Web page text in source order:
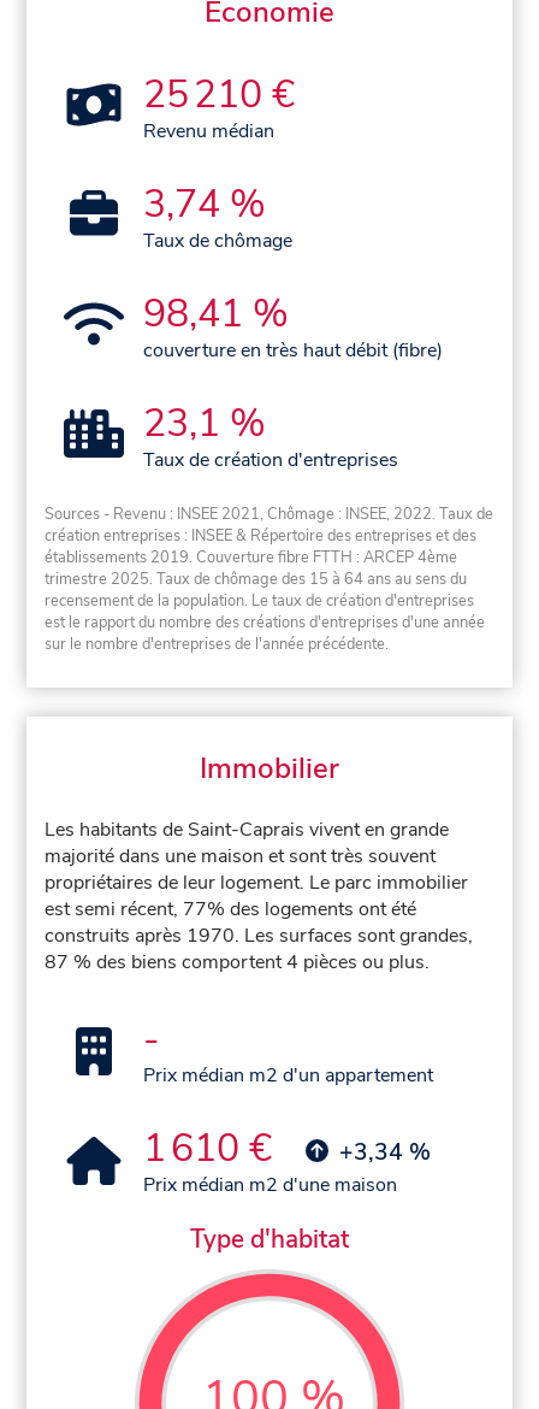
Économie
25 210 €
Revenu médian
3,74 %
Taux de chômage
98,41 %
couverture en très haut débit (fibre)
23,1 %
Taux de création d'entreprises
Sources - Revenu : INSEE 2021, Chômage : INSEE, 2022. Taux de
création entreprises : INSEE & Répertoire des entreprises et des
établissements 2019. Couverture fibre FTTH : ARCEP 4ème
trimestre 2025. Taux de chômage des 15 à 64 ans au sens du
recensement de la population. Le taux de création d'entreprises
est le rapport du nombre des créations d'entreprises d'une année
sur le nombre d'entreprises de l'année précédente.
Immobilier
Les habitants de Saint-Caprais vivent en grande
majorité dans une maison et sont très souvent
propriétaires de leur logement. Le parc immobilier
est semi récent, 77% des logements ont été
construits après 1970. Les surfaces sont grandes,
87 % des biens comportent 4 pièces ou plus.
-
Prix médian m2 d'un appartement
1 610 € +3,34 %
Prix médian m2 d'une maison
Type d'habitat